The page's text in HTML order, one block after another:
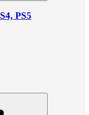
PS5